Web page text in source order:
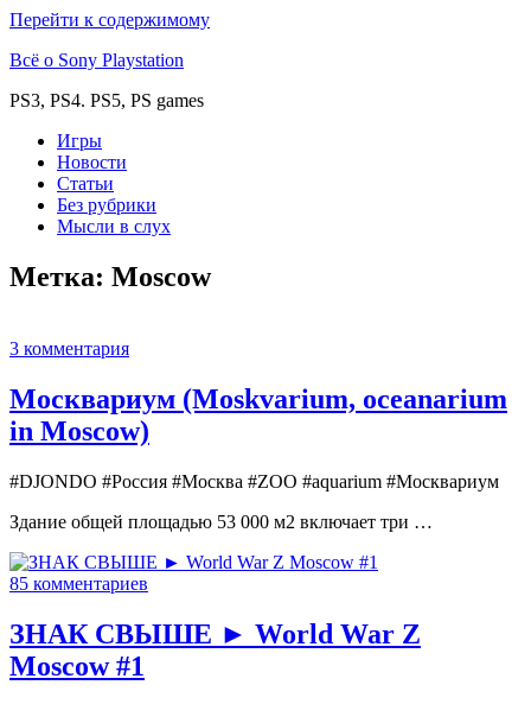
Перейти к содержимому
Всё о Sony Playstation
PS3, PS4. PS5, PS games
Игры
Новости
Статьи
Без рубрики
Мысли в слух
Метка: Moscow
3 комментария
Москвариум (Moskvarium, oceanarium
in Moscow)
#DJONDO #Россия #Москва #ZOO #aquarium #Москвариум
Здание общей площадью 53 000 м2 включает три …
85 комментариев
ЗНАК СВЫШЕ ► World War Z
Moscow #1